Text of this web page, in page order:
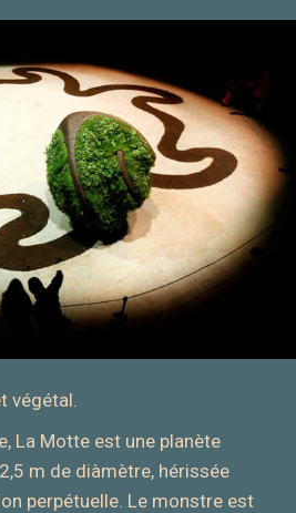
végétal.
La Motte est une planète
m de diàmètre, hérissée
perpétuelle. Le monstre est